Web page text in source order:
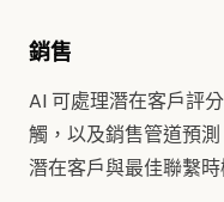
銷售
AI 可處理潛在客戶評
觸，以及銷售管道預
潛在客戶與最佳聯繫時